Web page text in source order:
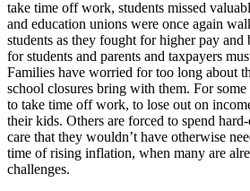
take time off work, students missed
and education unions were once again
students as they fought for higher pay
for students and parents and taxpayers
Families have worried for too long about
school closures bring with them. For
to take time off work, to lose out on
their kids. Others are forced to spend
care that they wouldn’t have otherwise
time of rising inflation, when many are
challenges.